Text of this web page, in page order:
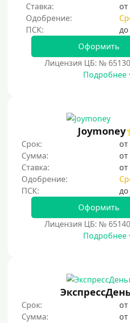
Ставка:
от
Одобрение:
Оформить
Лицензия ЦБ: №
Подробнее
Joymoney
Срок:
Сумма:
Ставка:
от
Одобрение:
Оформить
Лицензия ЦБ: №
Подробнее
Срок:
Сумма: